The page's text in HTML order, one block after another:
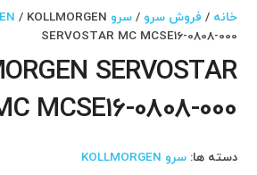
خانه / فروش سرو /سرو KOLLMORGEN / KOLLMORGEN
SERVOSTAR MC MCSE16-0808-000
SERVOSTAR
MCSE16-0808-000
دسته ها:سرو KOLLMORGEN